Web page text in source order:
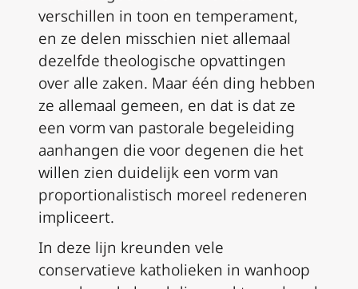
verschillen in toon en temperament,
en ze delen misschien niet allemaal
dezelfde theologische opvattingen
over alle zaken. Maar één ding hebben
ze allemaal gemeen, en dat is dat ze
een vorm van pastorale begeleiding
aanhangen die voor degenen die het
willen zien duidelijk een vorm van
proportionalistisch moreel redeneren
impliceert.
In deze lijn kreunden vele
conservatieve katholieken in wanhoop